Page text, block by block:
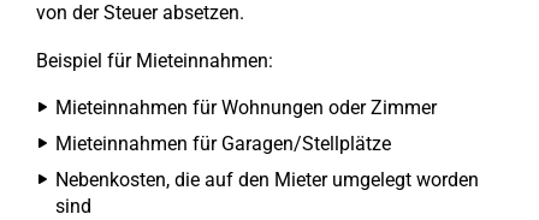
von der Steuer absetzen.
Beispiel für Mieteinnahmen:
Mieteinnahmen für Wohnungen oder Zimmer
Mieteinnahmen für Garagen/Stellplätze
Nebenkosten, die auf den Mieter umgelegt worden
sind